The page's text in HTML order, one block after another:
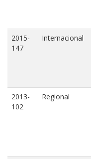
2015-
147
Internacional
2013-
102
Regional